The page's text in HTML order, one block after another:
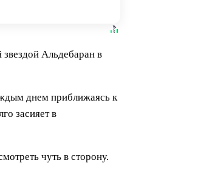
Альдебаран в
днем приближаясь к
засияет в
чуть в сторону.